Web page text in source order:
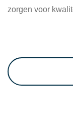
zorgen voor